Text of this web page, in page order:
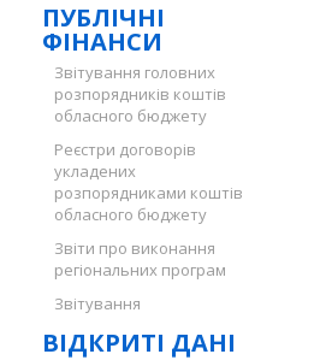
ПУБЛІЧНІ
ФІНАНСИ
Звітування головних
розпорядників коштів
обласного бюджету
Реєстри договорів
укладених
розпорядниками коштів
обласного бюджету
Звіти про виконання
регіональних програм
Звітування
ВІДКРИТІ ДАНІ